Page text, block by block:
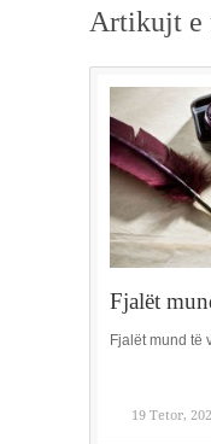
Artikujt e
Fjalët
Fjalët mund të
19 Tetor,